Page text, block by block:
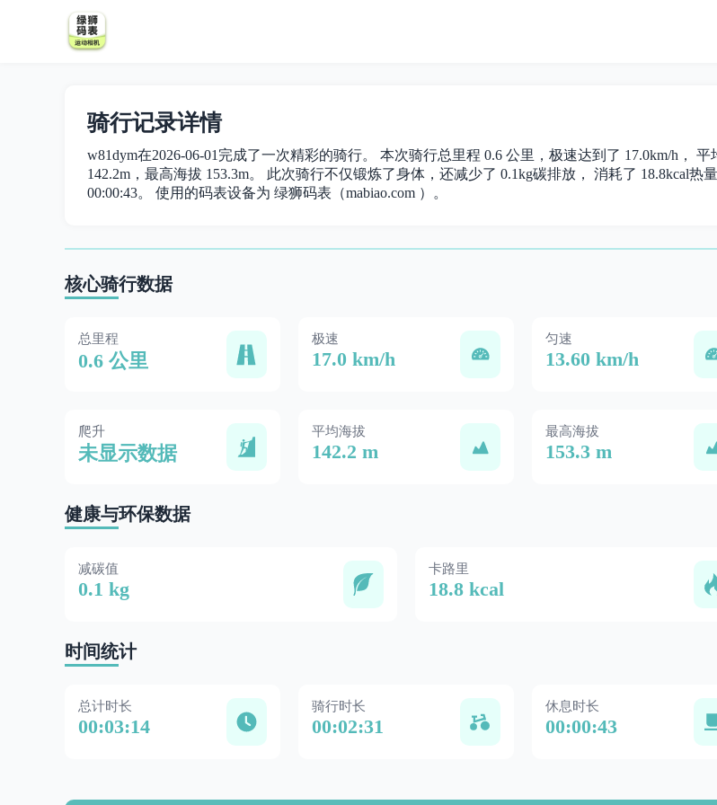
骑行记录详情
w81dym在2026-06-01完成了一次精彩的骑行。 本次骑行总里程 0.6 公里，极速达到了 17.0km/h，
142.2m，最高海拔 153.3m。 此次骑行不仅锻炼了身体，还减少了 0.1kg碳排放， 消耗了 18.8kcal热
00:00:43。 使用的码表设备为 绿狮码表（mabiao.com ）。
核心骑行数据
总里程
0.6 公里
极速
17.0 km/h
匀速
13.60 km/h
爬升
未显示数据
平均海拔
142.2 m
最高海拔
153.3 m
健康与环保数据
减碳值
0.1 kg
卡路里
18.8 kcal
时间统计
总计时长
00:03:14
骑行时长
00:02:31
休息时长
00:00:43